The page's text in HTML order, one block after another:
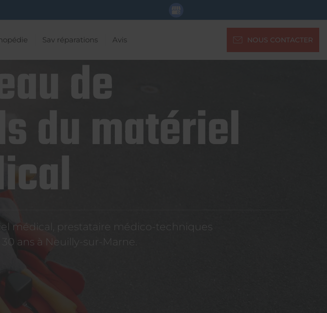
Sav réparations Avis NOUS CONTACTER
de
du matériel
médical, prestataire médico-techniques
ans à Neuilly-sur-Marne.